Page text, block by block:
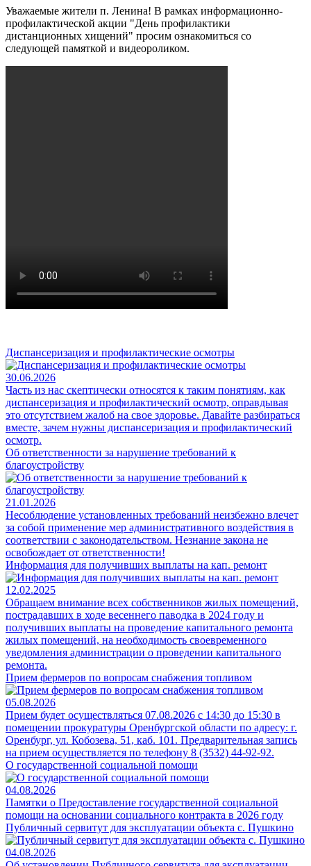
Уважаемые жители п. Ленина! В рамках информационно-
профилактической акции "День профилактики
дистанционных хищений" просим ознакомиться со
следующей памяткой и видеороликом.
Диспансеризация и профилактические осмотры
30.06.2026
Часть из нас скептически относятся к таким понятиям, как
диспансеризация и профилактический осмотр, оправдывая
это отсутствием жалоб на свое здоровье. Давайте разбираться
вместе, зачем нужны диспансеризация и профилактический
осмотр.
Об ответственности за нарушение требований к
благоустройству
21.01.2026
Несоблюдение установленных требований неизбежно влечет
за собой применение мер административного воздействия в
соответствии с законодательством. Незнание закона не
освобождает от ответственности!
Информация для получивших выплаты на кап. ремонт
12.02.2025
Обращаем внимание всех собственников жилых помещений,
пострадавших в ходе весеннего паводка в 2024 году и
получивших выплаты на проведение капитального ремонта
жилых помещений, на необходимость своевременного
уведомления администрации о проведении капитального
ремонта.
Прием фермеров по вопросам снабжения топливом
05.08.2026
Прием будет осуществляться 07.08.2026 с 14:30 до 15:30 в
помещении прокуратуры Оренбургской области по адресу: г.
Оренбург, ул. Кобозева, 51, каб. 101. Предварительная запись
на прием осуществляется по телефону 8 (3532) 44-92-92.
О государственной социальной помощи
04.08.2026
Памятки о Предоставление государственной социальной
помощи на основании социального контракта в 2026 году
Публичный сервитут для эксплуатации объекта с. Пушкино
04.08.2026